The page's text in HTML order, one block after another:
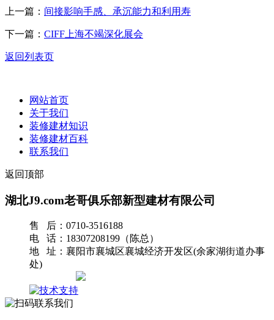
上一篇： 间接影响手感、承沉能力和利用寿
下一篇： CIFF上海不竭深化展会
返回列表页
网站首页
关于我们
装修建材知识
装修建材百科
联系我们
返回顶部
湖北J9.com老哥俱乐部新型建材有限公司
售 后：0710-3516188
电 话：18307208199（陈总）
地 址：襄阳市襄城区襄城经济开发区(余家湖街道办事
处)